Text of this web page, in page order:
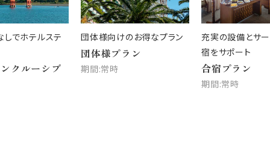
でホテルステ
クルーシブ
団体様向けのお得なプラン
団体様プラン
期間:常時
充実の設備とサ
宿をサポート
合宿プラン
期間:常時